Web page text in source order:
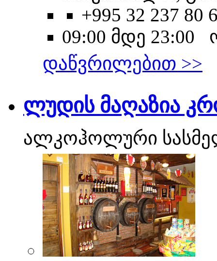
+995 32 237 80
09:00 მდე 23:00
დაწვრილებით >>
ლუდის მაღაზია
ალკოჰოლური